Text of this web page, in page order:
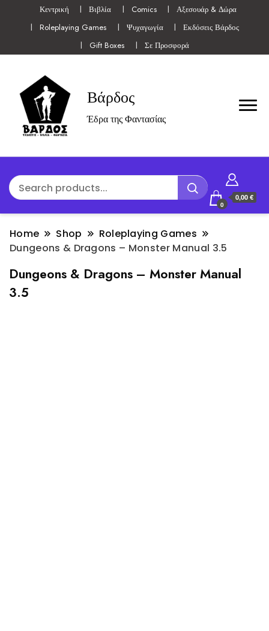
Κεντρική Βιβλία Comics
Αξεσουάρ & Δώρα
Roleplaying Games
Ψυχαγωγία
Εκδόσεις Βάρδος
Gift Boxes
Σε Προσφορά
Βάρδος
Έδρα της Φαντασίας
0
0,00 €
Home Shop
Roleplaying Games
Dungeons & Dragons – Monster Manual 3.5
Dungeons & Dragons – Monster Manual
3.5